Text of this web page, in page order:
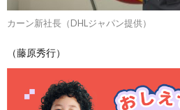
カーン新社長（DHLジャパン提供）
（藤原秀行）